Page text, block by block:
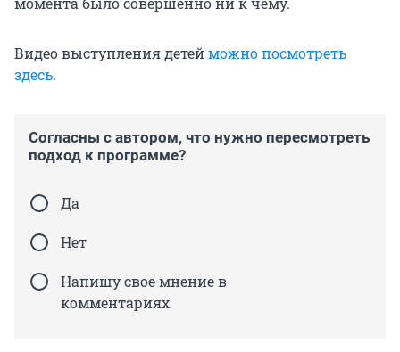
Видео выступления детейможно посмотреть
здесь.
Согласны с автором, что нужно пересмотреть
подход к программе?
Да
Нет
Напишу свое мнение в
комментариях